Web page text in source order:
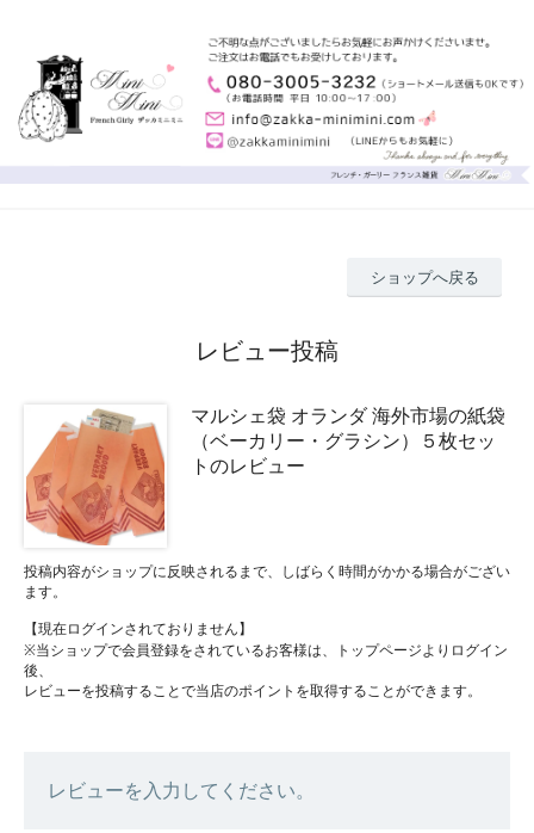
ショップへ戻る
レビュー投稿
マルシェ袋 オランダ 海外市場の紙袋
（ベーカリー・グラシン）５枚セッ
トのレビュー
投稿内容がショップに反映されるまで、しばらく時間がかかる場合がござい
ます。
【現在ログインされておりません】
※当ショップで会員登録をされているお客様は、トップページよりログイン
後、
レビューを投稿することで当店のポイントを取得することができます。
レビューを入力してください。